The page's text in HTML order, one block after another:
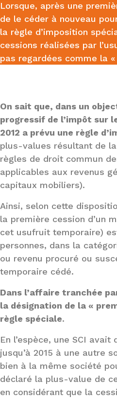
Lorsque, après une
de le céder à nouveau
la règle d’imposition
cessions réalisées par
pas regardées comme la
On sait que, dans un
progressif de l’impôt sur
2012 a prévu une règle
plus-values résultant de la
règles de droit commun
applicables aux revenus
capitaux mobiliers).
Ainsi, selon cette
la première cession d’un
cet usufruit temporaire)
personnes, dans la
ou revenu procuré ou
temporaire cédé.
Dans l’affaire tranchée
la désignation de la «
règle spéciale.
En l’espèce, une SCI avait
jusqu’à 2015 à une autre
bien à la même société
déclaré la plus-value de
en considérant que la